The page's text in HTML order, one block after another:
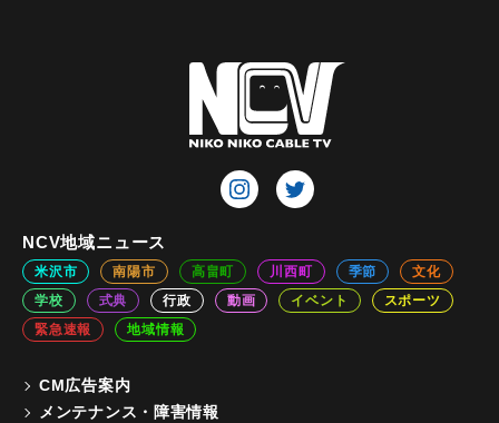
NCV地域ニュース
米沢市 南陽市 高畠町 川西町 季節
文化
学校
式典 行政 動画 イベント
スポーツ
緊急速報
地域情報
CM広告案内
メンテナンス・障害情報